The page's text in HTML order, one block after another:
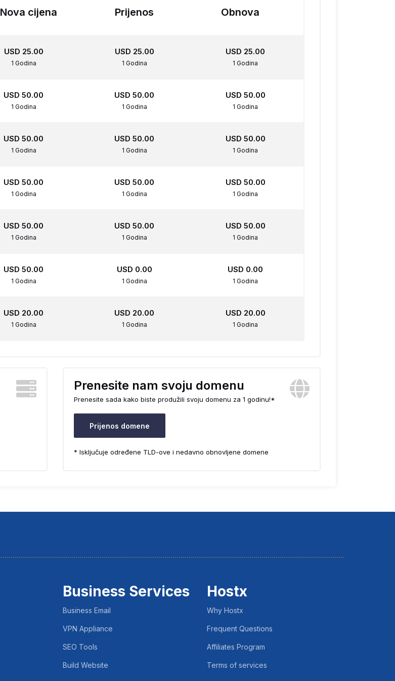
Nova cijena Prijenos Obnova
USD 25.00
1 Godina
USD 25.00
1 Godina
USD 25.00
1 Godina
USD 50.00
1 Godina
USD 50.00
1 Godina
USD 50.00
1 Godina
USD 50.00
1 Godina
USD 50.00
1 Godina
USD 50.00
1 Godina
USD 50.00
1 Godina
USD 50.00
1 Godina
USD 50.00
1 Godina
USD 50.00
1 Godina
USD 50.00
1 Godina
USD 50.00
1 Godina
USD 50.00
1 Godina
USD 0.00
1 Godina
USD 0.00
1 Godina
USD 20.00
1 Godina
USD 20.00
1 Godina
USD 20.00
1 Godina
Prenesite nam svoju domenu
Prenesite sada kako biste produžili svoju domenu za 1 godinu!*
Prijenos domene
* Isključuje određene TLD-ove i nedavno obnovljene domene
Business Services
Business Email
VPN Appliance
SEO Tools
Build Website
Hostx
Why Hostx
Frequent Questions
Affiliates Program
Terms of services